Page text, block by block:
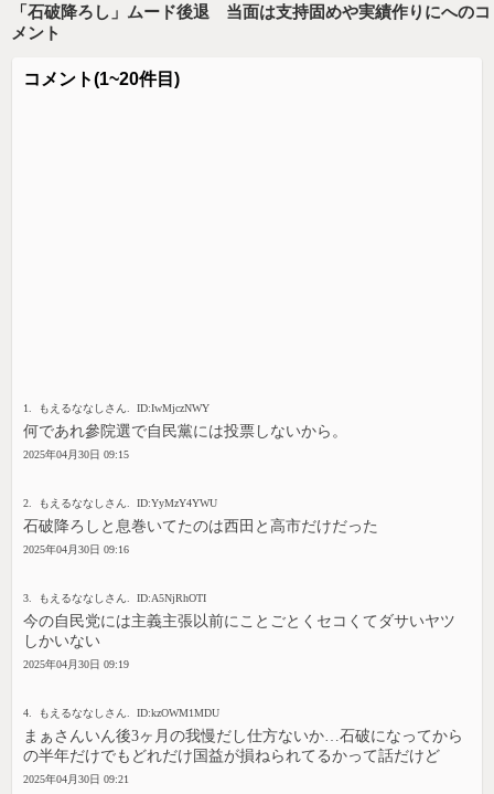
「石破降ろし」ムード後退 当面は支持固めや実績作りにへのコ
メント
コメント(1~20件目)
1. もえるななしさん. ID:IwMjczNWY
何であれ參院選で自民黨には投票しないから。
2025年04月30日 09:15
2. もえるななしさん. ID:YyMzY4YWU
石破降ろしと息巻いてたのは西田と高市だけだった
2025年04月30日 09:16
3. もえるななしさん. ID:A5NjRhOTI
今の自民党には主義主張以前にことごとくセコくてダサいヤツ
しかいない
2025年04月30日 09:19
4. もえるななしさん. ID:kzOWM1MDU
まぁさんいん後3ヶ月の我慢だし仕方ないか…石破になってから
の半年だけでもどれだけ国益が損ねられてるかって話だけど
2025年04月30日 09:21